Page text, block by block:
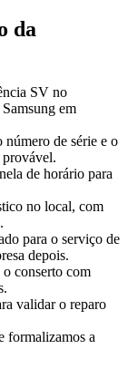
da
SV no
em
de série e o
provável.
de horário para
no local, com
para o serviço de
depois.
conserto com
validar o reparo
formalizamos a